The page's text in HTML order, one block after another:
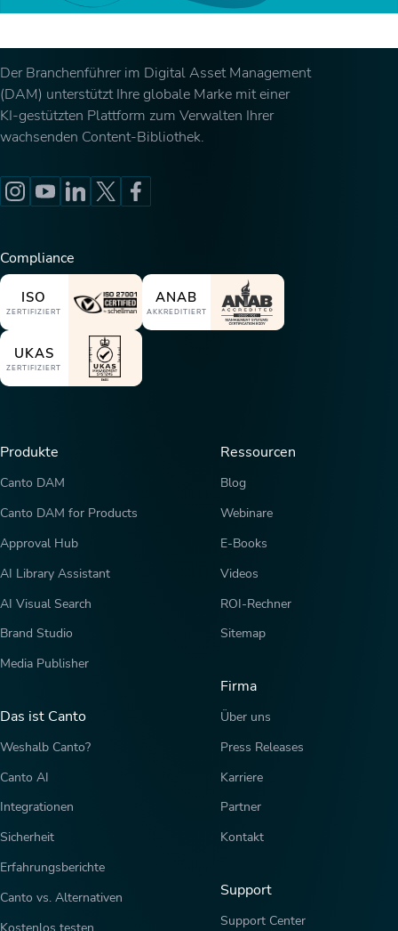
Der Branchenführer im Digital Asset Management
(DAM) unterstützt Ihre globale Marke mit einer
KI-gestützten Plattform zum Verwalten Ihrer
wachsenden Content-Bibliothek.
Compliance
ISO
ZERTIFIZIERT
ANAB
AKKREDITIERT
UKAS
ZERTIFIZIERT
Produkte
Canto DAM
Canto DAM for Products
Approval Hub
AI Library Assistant
AI Visual Search
Brand Studio
Media Publisher
Das ist Canto
Weshalb Canto?
Canto AI
Integrationen
Sicherheit
Erfahrungsberichte
Canto vs. Alternativen
Kostenlos testen
Ressourcen
Blog
Webinare
E-Books
Videos
ROI-Rechner
Sitemap
Firma
Über uns
Press Releases
Karriere
Partner
Kontakt
Support
Support Center